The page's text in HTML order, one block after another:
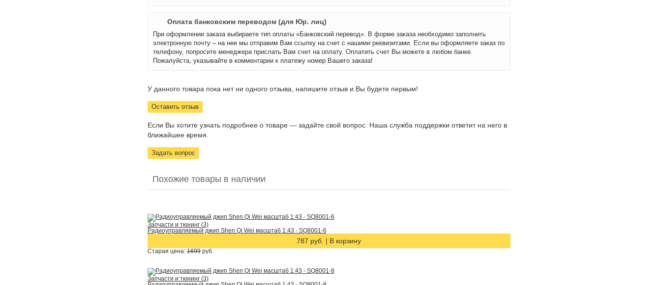
Оплата банковским переводом (для Юр. лиц)
При оформлении заказа выбираете тип оплаты «Банковский перевод». В форме заказа необходимо заполнить
электронную почту – на нее мы отправим Вам ссылку на счет с нашими реквизитами. Если вы оформляете заказ по
телефону, попросите менеджера прислать Вам счет на оплату. Оплатить счет Вы можете в любом банке.
Пожалуйста, указывайте в комментарии к платежу номер Вашего заказа!
У данного товара пока нет ни одного отзыва, напишите отзыв и Вы будете первым!
Оставить отзыв
Если Вы хотите узнать подробнее о товаре — задайте свой вопрос. Наша служба поддержки ответит на него в
ближайшее время.
Задать вопрос
Похожие товары в наличии
Запчасти и тюнинг (3)
Радиоуправляемый джип Shen Qi Wei масштаб 1:43 - SQ8001-6
787 руб. | В корзину
Старая цена:1699руб.
Запчасти и тюнинг (3)